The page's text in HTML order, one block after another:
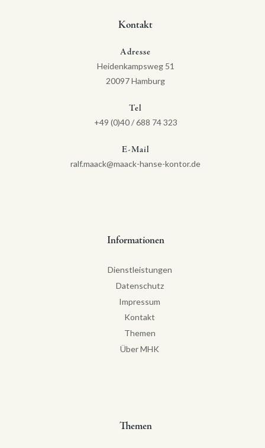
Kontakt
Adresse
Heidenkampsweg 51
20097 Hamburg
Tel
+49 (0)40 / 688 74 323
E-Mail
ralf.maack@maack-hanse-kontor.de
Informationen
Dienstleistungen
Datenschutz
Impressum
Kontakt
Themen
Über MHK
Themen